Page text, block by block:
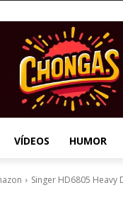
VÍDEOS HUMOR
Singer HD6805 Heavy